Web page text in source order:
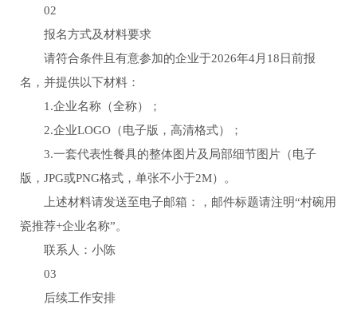
02
报名方式及材料要求
请符合条件且有意参加的企业于2026年4月18日前报
名，并提供以下材料：
1.企业名称（全称）；
2.企业LOGO（电子版，高清格式）；
3.一套代表性餐具的整体图片及局部细节图片（电子
版，JPG或PNG格式，单张不小于2M）。
上述材料请发送至电子邮箱：，邮件标题请注明“村碗用
瓷推荐+企业名称”。
联系人：小陈
03
后续工作安排